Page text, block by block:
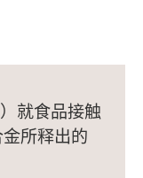
就食品接触
所释出的